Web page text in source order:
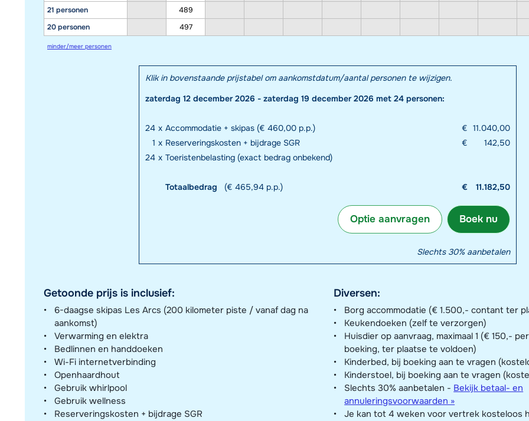
21 personen
20 personen
489
497
minder/meer personen
Klik in bovenstaande prijstabel om aankomstdatum/aantal personen te wijzigen.
zaterdag 12 december 2026 - zaterdag 19 december 2026 met 24 personen:
24 x Accommodatie + skipas (€ 460,00 p.p.) € 11.040,00
1 x Reserveringskosten + bijdrage SGR €
142,50
24 x Toeristenbelasting (exact bedrag onbekend)
Totaalbedrag (€ 465,94 p.p.) € 11.182,50
Boek nu
Optie aanvragen
Slechts 30% aanbetalen
Getoonde prijs is inclusief:
6-daagse skipas Les Arcs (200 kilometer piste / vanaf dag na
aankomst)
Verwarming en elektra
Bedlinnen en handdoeken
Wi-Fi internetverbinding
Openhaardhout
Gebruik whirlpool
Gebruik wellness
Reserveringskosten + bijdrage SGR
Diversen:
Borg accommodatie (€ 1.500,- contant ter
Keukendoeken (zelf te verzorgen)
Huisdier op aanvraag, maximaal 1 (€ 150,-
boeking, ter plaatse te voldoen)
Kinderbed, bij boeking aan te vragen
Kinderstoel, bij boeking aan te vragen
Slechts 30% aanbetalen - Bekijk betaal- en
annuleringsvoorwaarden »
Je kan tot 4 weken voor vertrek kosteloos